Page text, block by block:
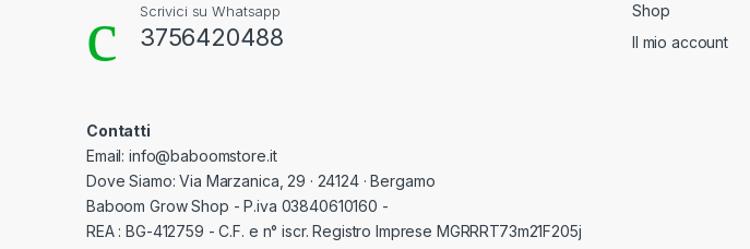
Scrivici su Whatsapp
3756420488
Contatti
Email: info@baboomstore.it
Dove Siamo: Via Marzanica, 29 · 24124 · Bergamo
Baboom Grow Shop - P.iva 03840610160 -
REA : BG-412759 - C.F. e n° iscr. Registro Imprese MGRRRT73m21F205j
Shop
Il mio account